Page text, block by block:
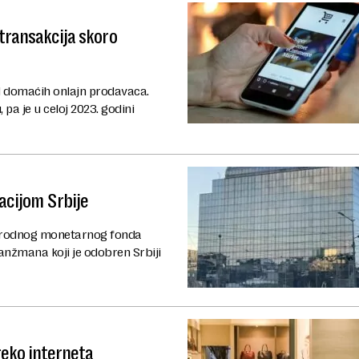
skoro
onlajn prodavaca.
je u celoj 2023. godini
Srbije
monetarnog fonda
koji je odobren Srbiji
interneta